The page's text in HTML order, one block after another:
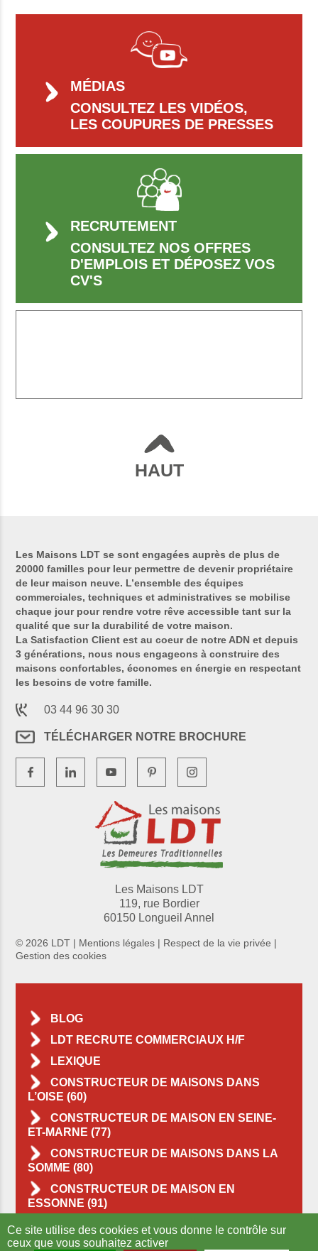
MÉDIAS
CONSULTEZ LES VIDÉOS,
LES COUPURES DE PRESSES
RECRUTEMENT
CONSULTEZ NOS OFFRES
D'EMPLOIS ET DÉPOSEZ VOS
CV'S
HAUT
Les Maisons LDT se sont engagées auprès de plus de
20000 familles pour leur permettre de devenir propriétaire
de leur maison neuve. L’ensemble des équipes
commerciales, techniques et administratives se mobilise
chaque jour pour rendre votre rêve accessible tant sur la
qualité que sur la durabilité de votre maison.
La Satisfaction Client est au coeur de notre ADN et depuis
3 générations, nous nous engageons à construire des
maisons confortables, économes en énergie en respectant
les besoins de votre famille.
03 44 96 30 30
TÉLÉCHARGER NOTRE BROCHURE
Les Maisons LDT
119, rue Bordier
60150 Longueil Annel
© 2026 LDT | Mentions légales | Respect de la vie privée |
Gestion des cookies
BLOG
LDT RECRUTE COMMERCIAUX H/F
LEXIQUE
CONSTRUCTEUR DE MAISONS DANS
L’OISE (60)
CONSTRUCTEUR DE MAISON EN SEINE-
ET-MARNE (77)
CONSTRUCTEUR DE MAISONS DANS LA
SOMME (80)
CONSTRUCTEUR DE MAISON EN
ESSONNE (91)
CONSTRUCTEUR DE MAISONS DANS LE
VAL-D’OISE (95)
Ce site utilise des cookies et vous donne le contrôle sur
ceux que vous souhaitez activer